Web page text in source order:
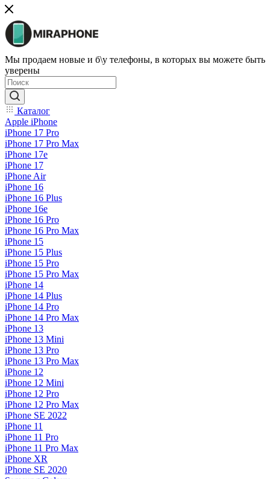
Мы продаем новые и б\у телефоны, в которых вы можете быть
уверены
Каталог
Apple iPhone
iPhone 17 Pro
iPhone 17 Pro Max
iPhone 17e
iPhone 17
iPhone Air
iPhone 16
iPhone 16 Plus
iPhone 16e
iPhone 16 Pro
iPhone 16 Pro Max
iPhone 15
iPhone 15 Plus
iPhone 15 Pro
iPhone 15 Pro Max
iPhone 14
iPhone 14 Plus
iPhone 14 Pro
iPhone 14 Pro Max
iPhone 13
iPhone 13 Mini
iPhone 13 Pro
iPhone 13 Pro Max
iPhone 12
iPhone 12 Mini
iPhone 12 Pro
iPhone 12 Pro Max
iPhone SE 2022
iPhone 11
iPhone 11 Pro
iPhone 11 Pro Max
iPhone XR
iPhone SE 2020